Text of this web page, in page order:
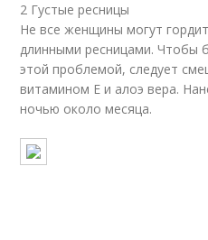
2 Густые ресницы
Не все женщины могут
длинными ресницами. Чтобы
этой проблемой, следует
витамином Е и алоэ вера.
ночью около месяца.